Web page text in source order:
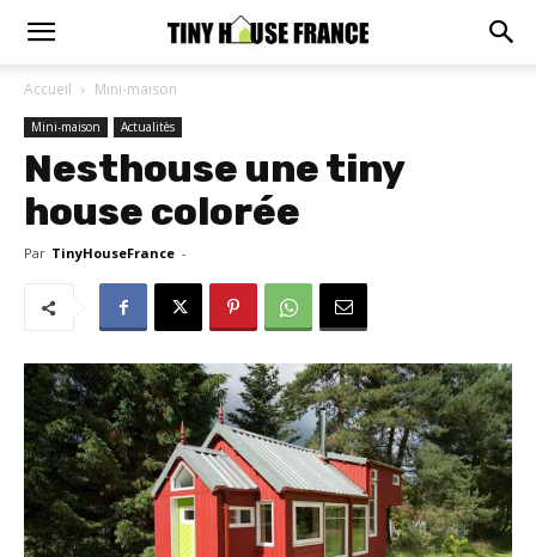
Accueil Mini-maison
Mini-maison Actualitès
Nesthouse une tiny
house colorée
Par TinyHouseFrance -